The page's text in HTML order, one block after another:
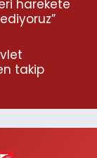
harekete
takip